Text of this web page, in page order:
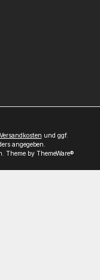
Versandkosten und ggf.
angegeben.
Theme by ThemeWare®